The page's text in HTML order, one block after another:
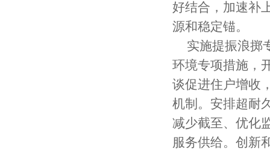
好结合，加速补
源和稳定锚。
实施提振浪掷
环境专项措施，
谈促进住户增收
机制。安排超耐
减少截至、优化
服务供给。创新